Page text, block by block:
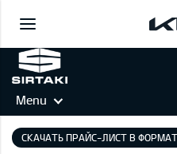
Menu
СКАЧАТЬ ПРАЙС-ЛИСТ В